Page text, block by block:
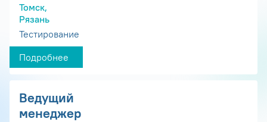
Томск,
Рязань
Тестирование
Подробнее
Ведущий
менеджер